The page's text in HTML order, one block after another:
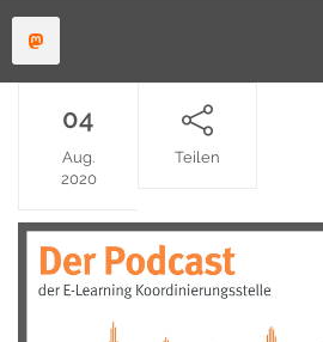
04
Aug.
2020
Teilen